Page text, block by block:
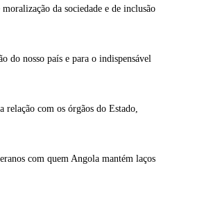
da sociedade e de inclusão
do nosso país e para o indispensável
relação com os órgãos do Estado,
com quem Angola mantém laços